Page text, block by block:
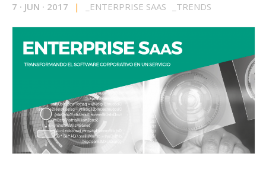
7 · JUN · 2017 | ENTERPRISE SAAS TRENDS